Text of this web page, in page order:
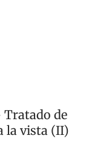
Tratado de
la vista (II)